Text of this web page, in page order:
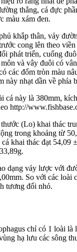
thẳng, cá đực
màu xám đen.
khắp thân, vảy
cong lên theo
phát triển, cuống
và vây đuôi có
các đốm tròn màu
này nhạt dần về phía
cá này là 380mm,
http://
(Lo) khai thác
trong khoảng từ
khai thác đạt 54,09
dạng vảy lược với
So với các loài
tương đối nhỏ.
chỉ có 1 loài là
hạ lưu các sông